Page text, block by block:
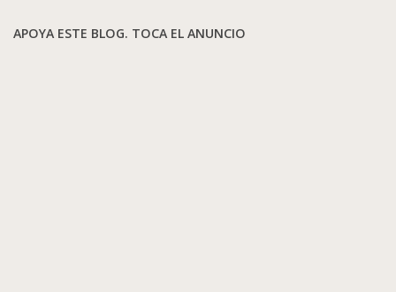
APOYA ESTE BLOG. TOCA EL ANUNCIO